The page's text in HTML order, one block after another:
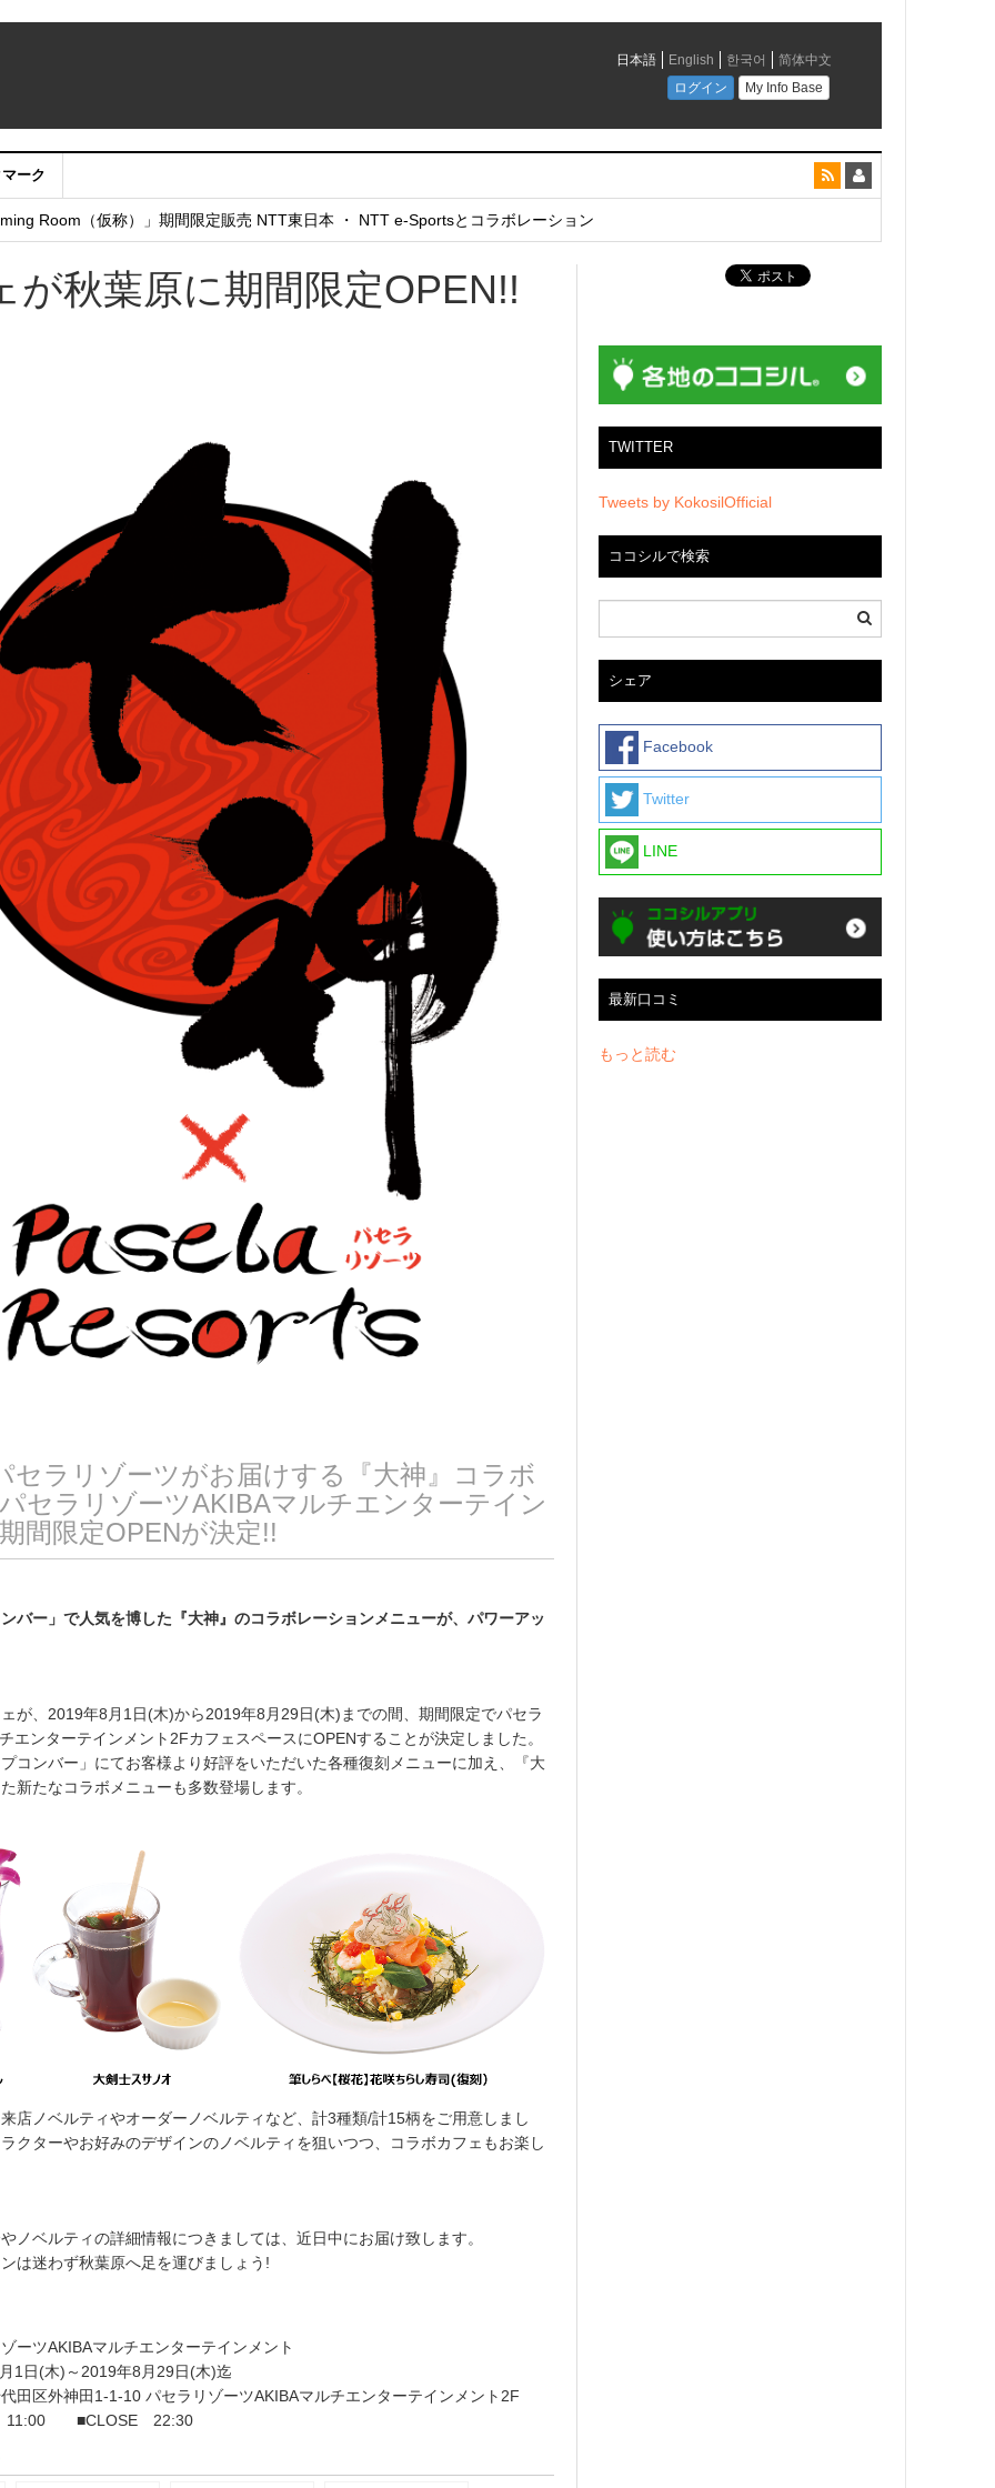
ーク
ウントサービス移行のお知らせ
Room（仮称）」期間限定販売 NTT東日本 ・ NTT e-Sportsとコラボレーション
が秋葉原に期間限定OPEN!!
セラリゾーツがお届けする『大神』コラボ
セラリゾーツAKIBAマルチエンターテイン
間限定OPENが決定!!
バー」で人気を博した『大神』のコラボレーションメニューが、パワーアッ
ェが、2019年8月1日(木)から2019年8月29日(木)までの間、期間限定でパセラ
エンターテインメント2FカフェスペースにOPENすることが決定しました。
コンバー」にてお客様より好評をいただいた各種復刻メニューに加え、『大
新たなコラボメニューも多数登場します。
店ノベルティやオーダーノベルティなど、計3種類/計15柄をご用意しまし
クターやお好みのデザインのノベルティを狙いつつ、コラボカフェもお楽し
ノベルティの詳細情報につきましては、近日中にお届け致します。
は迷わず秋葉原へ足を運びましょう!
ーツAKIBAマルチエンターテインメント
1日(木)～2019年8月29日(木)迄
田区外神田1-1-10 パセラリゾーツAKIBAマルチエンターテインメント2F
11:00 ■CLOSE 22:30
TWITTER
Tweets by KokosilOfficial
ココシルで検索
シェア
Facebook
Twitter
LINE
最新口コミ
もっと読む